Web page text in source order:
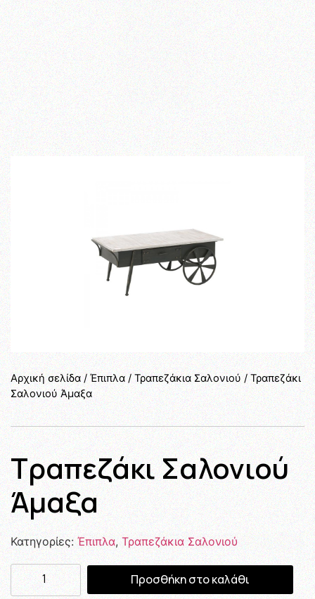
Αρχική σελίδα / Έπιπλα/Τραπεζάκια Σαλονιού/ Τραπεζάκι
Σαλονιού Άμαξα
Τραπεζάκι Σαλονιού
Άμαξα
Κατηγορίες:Έπιπλα,Τραπεζάκια Σαλονιού
Προσθήκη στο καλάθι